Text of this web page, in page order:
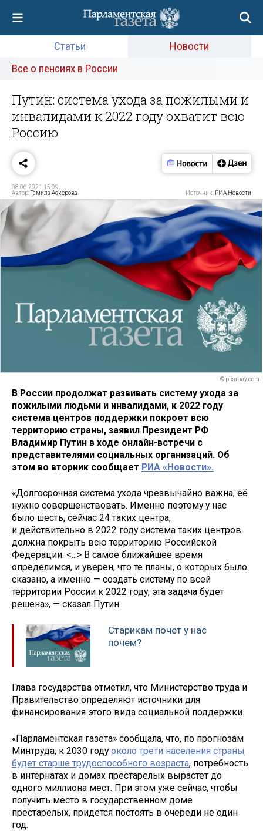
Статьи
Новости
Все о пенсиях в России
Путин: система ухода за пожилыми и
инвалидами к 2022 году охватит всю
Россию
08.06.2021 15:09
Автор:Тамила Аскерова Источник: РИА Новости
© pixabay.com
В России продолжат развивать систему ухода за
пожилыми людьми и инвалидами, к 2022 году
система центров поддержки покроет всю
территорию страны, заявил Президент РФ
Владимир Путин в ходе онлайн-встречи с
представителями социальных организаций. Об
этом во вторник сообщает РИА «Новости».
«Долгосрочная система ухода чрезвычайно важна, её
нужно совершенствовать. Именно поэтому у нас
было шесть, сейчас 24 таких центра,
и действительно в 2022 году система таких центров
должна покрыть всю территорию Российской
Федерации. <...> В самое ближайшее время
определимся, и уверен, что те планы, о которых было
сказано, а именно — создать систему по всей
территории России к 2022 году, эта задача будет
решена», — сказал Путин.
Старикам почет у нас
почем?
Глава государства отметил, что Министерство труда и
Правительство определяют источники для
финансирования этого вида социальной поддержки.
«Парламентская газета» сообщала, что, по прогнозам
Минтруда, к 2030 годуоколо трети населения страны
будет старше трудоспособного возраста, потребность
в интернатах и домах престарелых вырастет до
одного миллиона мест. При этом уже сейчас, чтобы
получить место в государственном доме
престарелых, придётся постоять в очереди не один
год.